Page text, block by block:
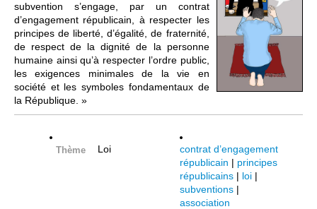
subvention s’engage, par un contrat
d’engagement républicain, à respecter les
principes de liberté, d’égalité, de fraternité,
de respect de la dignité de la personne
humaine ainsi qu’à respecter l’ordre public,
les exigences minimales de la vie en
société et les symboles fondamentaux de
la République. »
Thème Loi
contrat d’engagement
républicain | principes
républicains | loi |
subventions |
association